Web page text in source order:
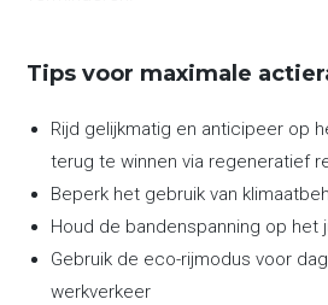
Tips voor maximale
Rijd gelijkmatig en anticipeer op
terug te winnen via regeneratief
Beperk het gebruik van
Houd de bandenspanning op het
Gebruik de eco-rijmodus voor
werkverkeer